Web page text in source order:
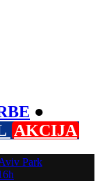
●
AKCIJA
Park